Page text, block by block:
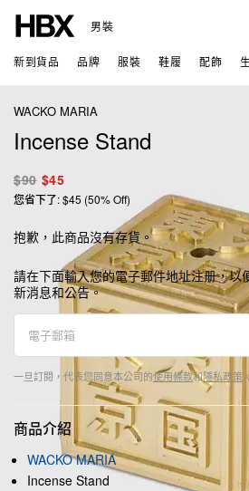
男裝
新到貨品 品牌 服裝 鞋履 配飾
WACKO MARIA
Incense Stand
$90 $45
您省下了: $45 (50% Off)
抱歉，此商品沒有存貨。
請在下面輸入您的電子郵件地址注册，以
新消息和公告。
一旦訂閱，代表您同意本公司的使用條款和隱私政策
商品介紹
WACKO MARIA
Incense Stand